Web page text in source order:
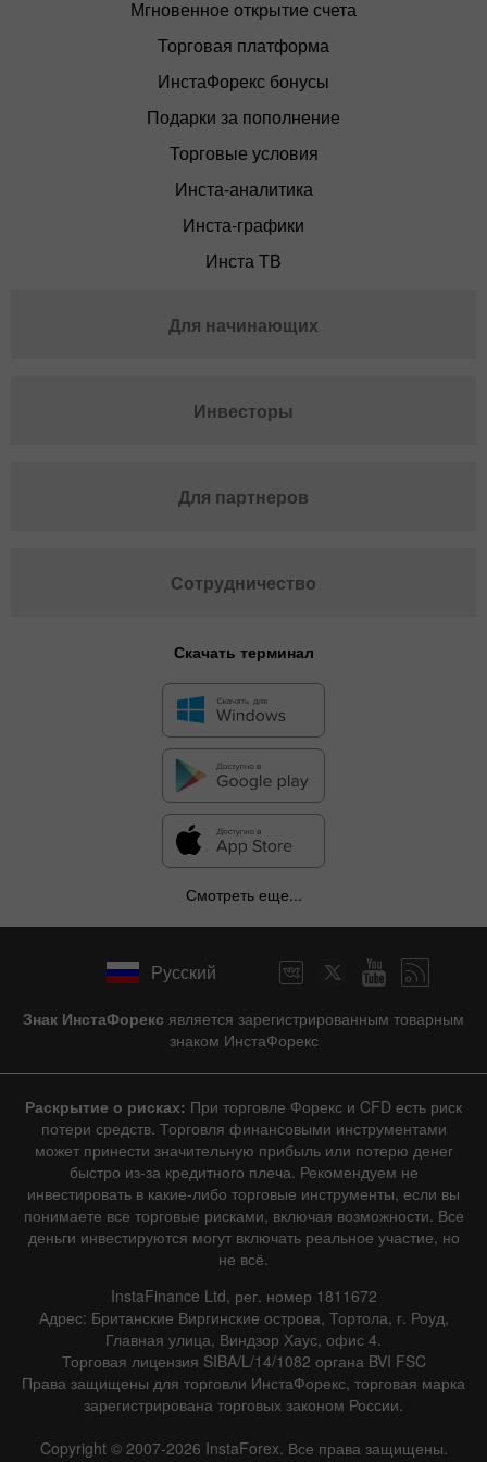
Мгновенное открытие счета
Торговая платформа
ИнстаФорекс бонусы
Подарки за пополнение
Торговые условия
Инста-аналитика
Инста-графики
Инста ТВ
Для начинающих
Инвесторы
Для партнеров
Сотрудничество
Скачать терминал
Смотреть еще...
Русский
Знак ИнстаФорекс является зарегистрированным товарным
знаком ИнстаФорекс
Раскрытие о рисках: При торговле Форекс и CFD есть риск
потери средств. Торговля финансовыми инструментами
может принести значительную прибыль или потерю денег
быстро из-за кредитного плеча. Рекомендуем не
инвестировать в какие-либо торговые инструменты, если вы
понимаете все торговые рисками, включая возможности. Все
деньги инвестируются могут включать реальное участие, но
не всё.
InstaFinance Ltd, рег. номер 1811672
Адрес: Британские Виргинские острова, Тортола, г. Роуд,
Главная улица, Виндзор Хаус, офис 4.
Торговая лицензия SIBA/L/14/1082 органа BVI FSC
Права защищены для торговли ИнстаФорекс, торговая марка
зарегистрирована торговых законом России.
Copyright © 2007-2026 InstaForex. Все права защищены.